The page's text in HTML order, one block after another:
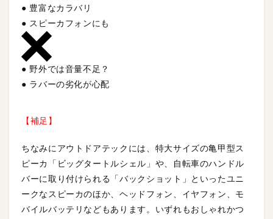
● 豊富なカラバリ
● スピーカフォンにも
● 野外では音量不足？
● ラバーの劣化が心配
【補足】
ちなみにアウトドアテックには、特大サイズの亀甲型ス
ピーカ「ビッグタートルシェル」や、自転車のハンドル
バーに取り付けられる「バックショット」といったユニ
ークなスピーカのほか、ヘッドフォン、イヤフォン、モ
バイルバッテリなどもあります。いずれもおしゃれかつ